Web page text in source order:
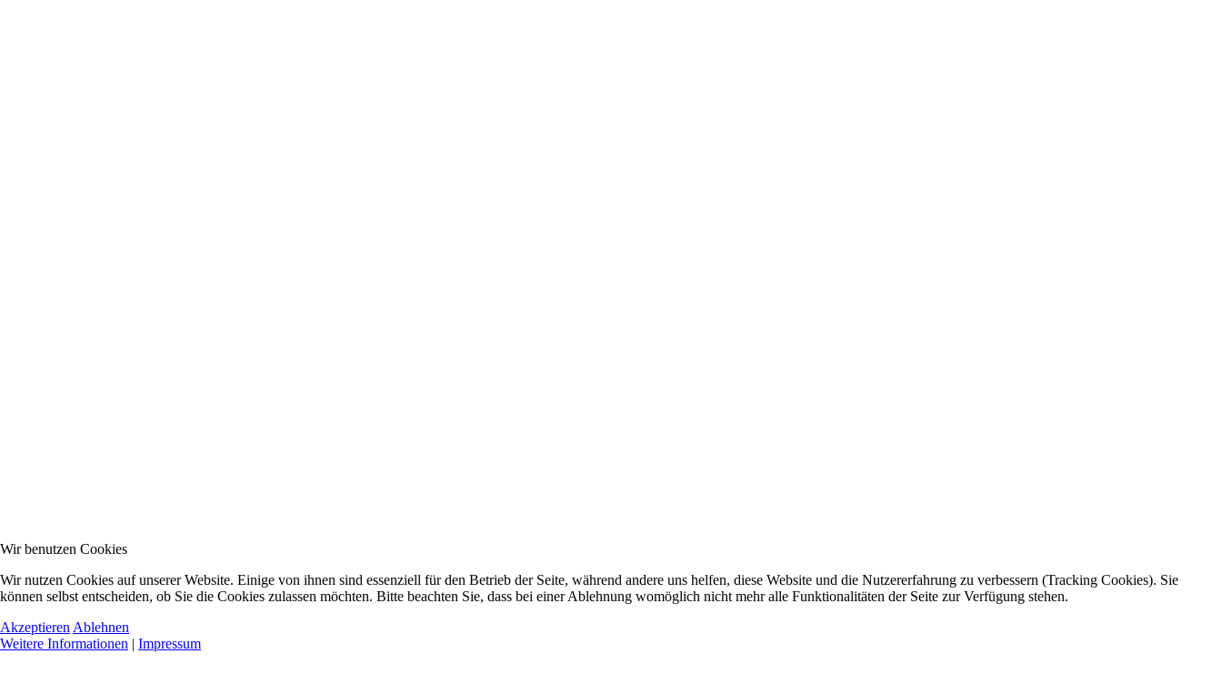
Wir benutzen Cookies
Wir nutzen Cookies auf unserer Website. Einige von ihnen sind essenziell für den Betrieb der Seite, während andere uns helfen, diese Website und die Nutzererfahrung zu verbessern (Tracking Cookies). Sie
können selbst entscheiden, ob Sie die Cookies zulassen möchten. Bitte beachten Sie, dass bei einer Ablehnung womöglich nicht mehr alle Funktionalitäten der Seite zur Verfügung stehen.
Akzeptieren Ablehnen
Weitere Informationen | Impressum